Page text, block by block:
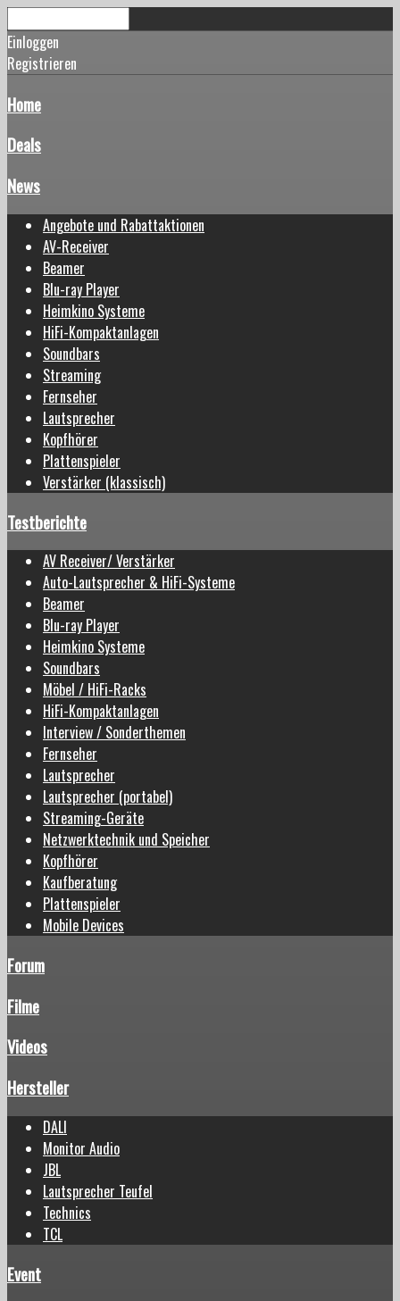
Einloggen
Registrieren
Home
Deals
News
Angebote und Rabattaktionen
AV-Receiver
Beamer
Blu-ray Player
Heimkino Systeme
HiFi-Kompaktanlagen
Soundbars
Streaming
Fernseher
Lautsprecher
Kopfhörer
Plattenspieler
Verstärker (klassisch)
Testberichte
AV Receiver/ Verstärker
Auto-Lautsprecher & HiFi-Systeme
Beamer
Blu-ray Player
Heimkino Systeme
Soundbars
Möbel / HiFi-Racks
HiFi-Kompaktanlagen
Interview / Sonderthemen
Fernseher
Lautsprecher
Lautsprecher (portabel)
Streaming-Geräte
Netzwerktechnik und Speicher
Kopfhörer
Kaufberatung
Plattenspieler
Mobile Devices
Forum
Filme
Videos
Hersteller
DALI
Monitor Audio
JBL
Lautsprecher Teufel
Technics
TCL
Event